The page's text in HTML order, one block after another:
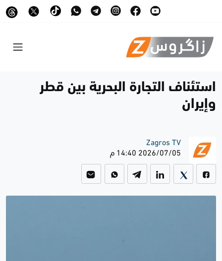
استئناف التجارة البحرية بين قطر
وإيران
Zagros TV
2026/07/05 14:40 م